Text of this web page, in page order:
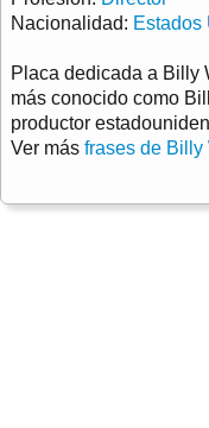
Nacionalidad: Estados
Placa dedicada a Billy
más conocido como
productor
Ver más frases de Billy